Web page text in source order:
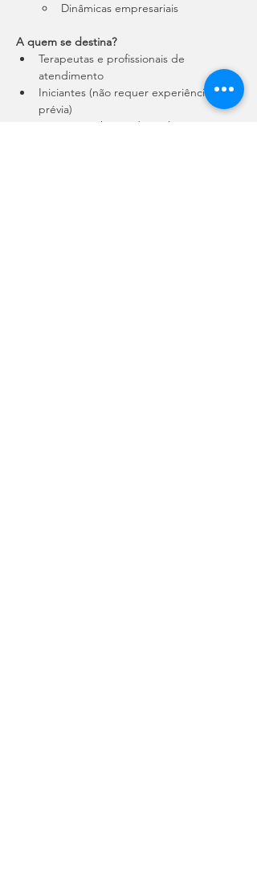
Dinâmicas empresariais
A quem se destina?
Terapeutas e profissionais de
atendimento
Iniciantes (não requer experiência
prévia)
Pessoas em busca de evolução